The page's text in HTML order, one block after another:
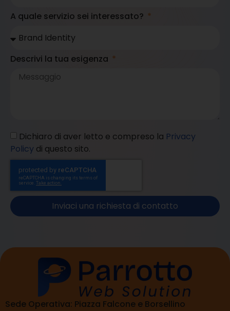
A quale servizio sei interessato?
Descrivi la tua esigenza
Dichiaro di aver letto e compreso la Privacy
Policy di questo sito.
Inviaci una richiesta di contatto
Sede Operativa: Piazza Falcone e Borsellino